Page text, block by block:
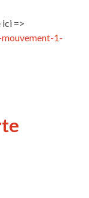
ici =>
1-